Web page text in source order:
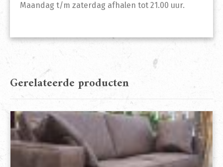
Maandag t/m zaterdag afhalen tot 21.00 uur.
Gerelateerde producten